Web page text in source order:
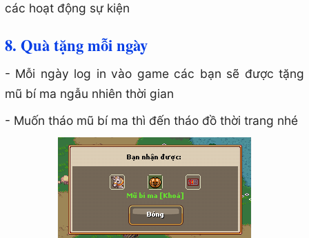
các hoạt động sự kiện
8. Quà tặng mỗi ngày
- Mỗi ngày log in vào game các bạn sẽ được tặng
mũ bí ma ngẫu nhiên thời gian
- Muốn tháo mũ bí ma thì đến tháo đồ thời trang nhé